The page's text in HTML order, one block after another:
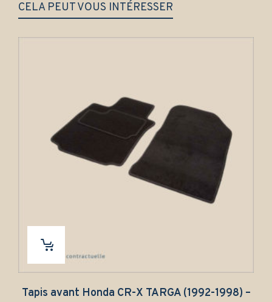
CELA PEUT VOUS INTÉRESSER
Tapis avant Honda CR-X TARGA (1992-1998) –